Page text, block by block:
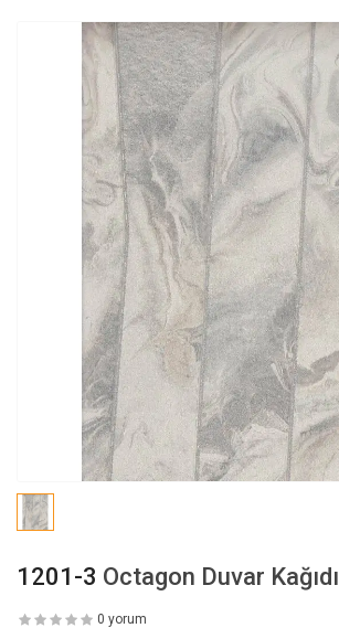
1201-3 Octagon Duvar Kağıdı
0 yorum